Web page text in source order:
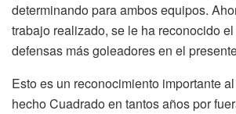
determinando para ambos equipos.
trabajo realizado, se le ha reconocido
defensas más goleadores en el
Esto es un reconocimiento importante
hecho Cuadrado en tantos años por